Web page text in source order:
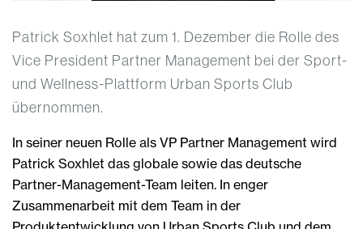
Patrick Soxhlet hat zum 1. Dezember die Rolle des
Vice President Partner Management bei der Sport-
und Wellness-Plattform Urban Sports Club
übernommen.
In seiner neuen Rolle als VP Partner Management wird
Patrick Soxhlet das globale sowie das deutsche
Partner-Management-Team leiten. In enger
Zusammenarbeit mit dem Team in der